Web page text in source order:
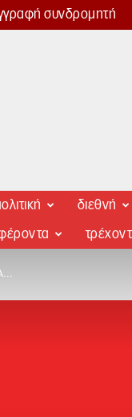
συνδρομητή
διεθνή